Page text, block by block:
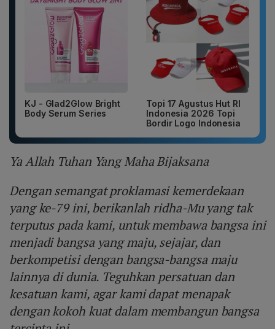
KJ - Glad2Glow Bright
Body Serum Series
Topi 17 Agustus Hut RI
Indonesia 2026 Topi
Bordir Logo Indonesia
Ya Allah Tuhan Yang Maha Bijaksana
Dengan semangat proklamasi kemerdekaan
yang ke-79 ini, berikanlah ridha-Mu yang tak
terputus pada kami, untuk membawa bangsa ini
menjadi bangsa yang maju, sejajar, dan
berkompetisi dengan bangsa-bangsa maju
lainnya di dunia. Teguhkan persatuan dan
kesatuan kami, agar kami dapat menapak
dengan kokoh kuat dalam membangun bangsa